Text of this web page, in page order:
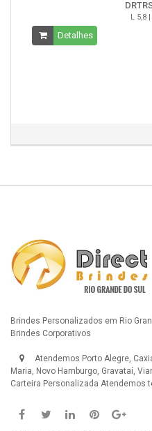
L 5,8
Detalhes
Brindes Personalizados em Rio
Brindes Corporativos
Atendemos Porto Alegre,
Maria, Novo Hamburgo, Gravataí,
Carteira Personalizada Atendemos